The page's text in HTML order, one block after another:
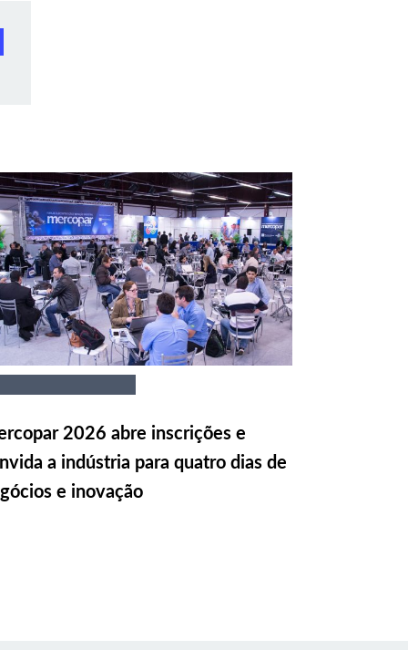
2026 abre inscrições e
a indústria para quatro dias de
e inovação